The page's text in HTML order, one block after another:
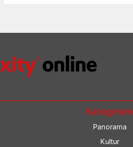
Kategorien
Panorama
Kultur